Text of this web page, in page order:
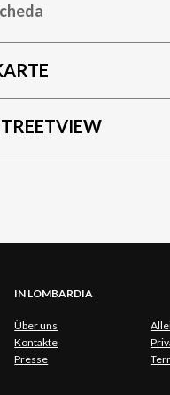
IN LOMBARDIA
Über uns
Kontakte
Presse